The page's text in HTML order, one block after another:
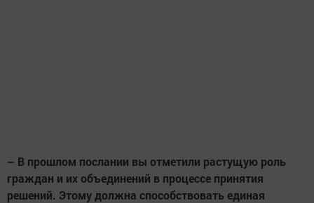
– В прошлом послании вы отметили растущую роль
граждан и их объединений в процессе принятия
решений. Этому должна способствовать единая